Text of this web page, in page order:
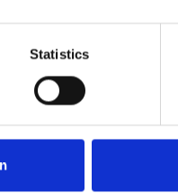
Statistics
Euroscaffold